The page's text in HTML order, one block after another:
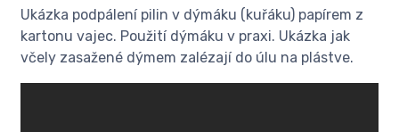
Ukázka podpálení pilin v dýmáku (kuřáku) papírem z
kartonu vajec. Použití dýmáku v praxi. Ukázka jak
včely zasažené dýmem zalézají do úlu na plástve.